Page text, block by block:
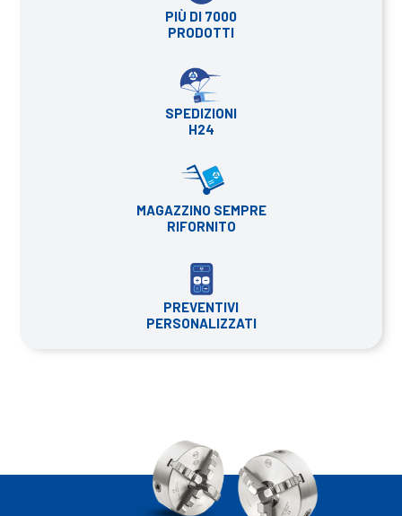
PIÙ DI 7000
PRODOTTI
SPEDIZIONI
H24
MAGAZZINO SEMPRE
RIFORNITO
PREVENTIVI
PERSONALIZZATI